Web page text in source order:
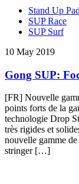
Stand Up
SUP Race
SUP Surf
10 May 2019
Gong SUP:
[FR] Nouvelle
points forts de la
technologie Drop
très rigides et
nouvelle gamme
stringer […]